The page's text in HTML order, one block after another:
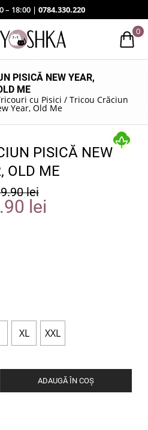
– 18:00 | 0784.330.220
0
PISICĂ NEW YEAR,
ME
cu Pisici / Tricou Crăciun
Year, Old Me
PISICĂ NEW
OLD ME
lei
lei
XL XXL
ADAUGĂ ÎN COȘ